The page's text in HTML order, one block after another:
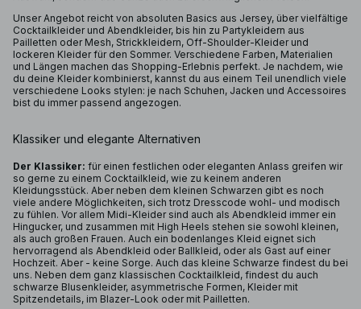
Unser Angebot reicht von absoluten Basics aus Jersey, über vielfältige
Cocktailkleider und Abendkleider, bis hin zu Partykleidern aus
Pailletten oder Mesh, Strickkleidern, Off-Shoulder-Kleider und
lockeren Kleider für den Sommer. Verschiedene Farben, Materialien
und Längen machen das Shopping-Erlebnis perfekt. Je nachdem, wie
du deine Kleider kombinierst, kannst du aus einem Teil unendlich viele
verschiedene Looks stylen: je nach Schuhen, Jacken und Accessoires
bist du immer passend angezogen.
Klassiker und elegante Alternativen
Der Klassiker: für einen festlichen oder eleganten Anlass greifen wir
so gerne zu einem Cocktailkleid, wie zu keinem anderen
Kleidungsstück. Aber neben dem kleinen Schwarzen gibt es noch
viele andere Möglichkeiten, sich trotz Dresscode wohl- und modisch
zu fühlen. Vor allem Midi-Kleider sind auch als Abendkleid immer ein
Hingucker, und zusammen mit High Heels stehen sie sowohl kleinen,
als auch großen Frauen. Auch ein bodenlanges Kleid eignet sich
hervorragend als Abendkleid oder Ballkleid, oder als Gast auf einer
Hochzeit. Aber - keine Sorge. Auch das kleine Schwarze findest du bei
uns. Neben dem ganz klassischen Cocktailkleid, findest du auch
schwarze Blusenkleider, asymmetrische Formen, Kleider mit
Spitzendetails, im Blazer-Look oder mit Pailletten.